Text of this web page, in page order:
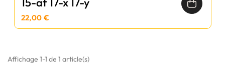
22,00 €
Affichage 1-1 de 1 article(s)